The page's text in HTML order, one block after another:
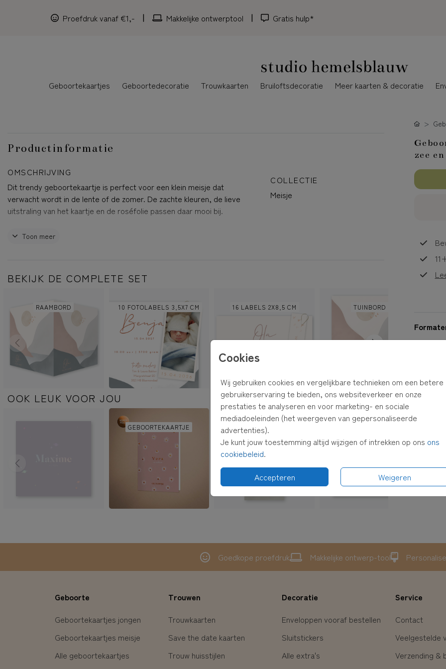
Proefdruk vanaf €1,- Makkelijke ontwerptool Gratis hulp*
Geboortekaartjes Geboortedecoratie Trouwkaarten Bruiloftsdecoratie Meer kaarten & decoratie
Cookies
Wij gebruiken cookies en vergelijkbare technieken om een betere
gebruikerservaring te bieden, ons websiteverkeer en onze
prestaties te analyseren en voor marketing- en sociale
mediadoeleinden (het weergeven van gepersonaliseerde
advertenties).
Je kunt jouw toestemming altijd wijzigen of intrekken op ons ons
cookiebeleid.
Accepteren
Weigeren
Productinformatie
OMSCHRIJVING
Dit trendy geboortekaartje is perfect voor een klein meisje dat
verwacht wordt in de lente of de zomer. De zachte kleuren, de lieve
uitstraling van het kaartje en de roséfolie passen daar mooi bij.
Ola Toon meer
COLLECTIE
Meisje
BEKIJK DE COMPLETE SET
RAAMBORD 10 FOTOLABELS 3,5X7 CM 16 LABELS 2X8,5 CM TUINBORD
OOK LEUK VOOR JOU
GEBOORTEKAARTJE
zee
Goedkope proefdruk Makkelijke ontwerp-tool
Geboorte
Geboortekaartjes jongen
Geboortekaartjes meisje
Alle geboortekaartjes
Trouwen
Trouwkaarten
Save the date kaarten
Trouw huisstijlen
Decoratie
Enveloppen vooraf bestellen
Sluitstickers
Alle extra's
Service
Contact
Veelgestelde
Verzending &